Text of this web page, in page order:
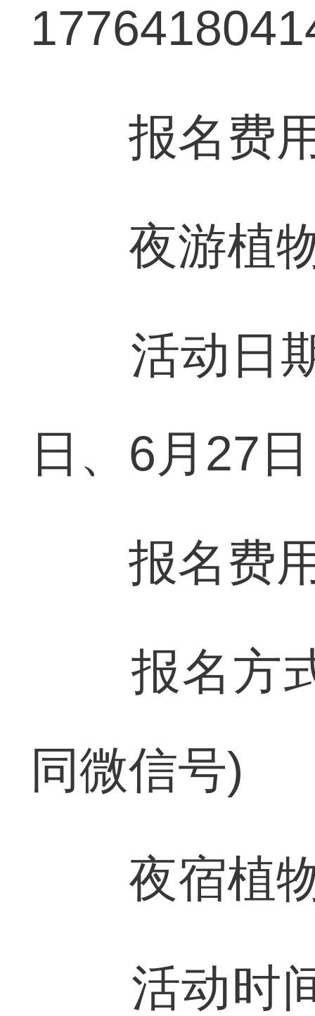
报名费用
夜游植
活动日期
日、6月27日
报名费用
报名方式
同微信号)
夜宿植
活动时间